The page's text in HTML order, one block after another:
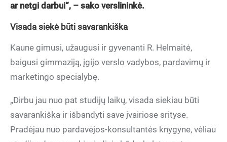
ar netgi darbui“, – sako verslininkė.
Visada siekė būti savarankiška
Kaune gimusi, užaugusi ir gyvenanti R. Helmaitė,
baigusi gimmaziją, įgijo verslo vadybos, pardavimų ir
marketingo specialybę.
„Dirbu jau nuo pat studijų laikų, visada siekiau būti
savarankiška ir išbandyti save įvairiose srityse.
Pradėjau nuo pardavėjos-konsultantės knygyne, vėliau